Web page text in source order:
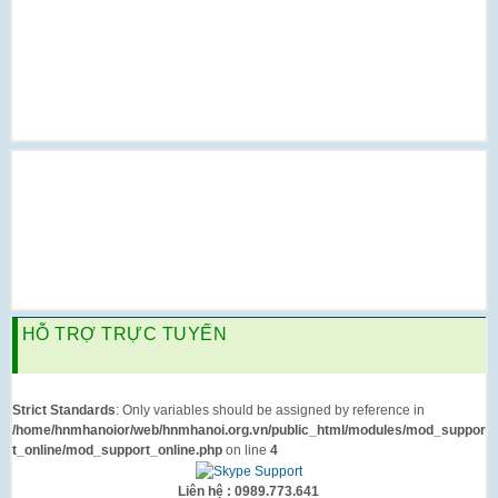
HỖ TRỢ TRỰC TUYẾN
Strict Standards: Only variables should be assigned by reference in
/home/hnmhanoior/web/hnmhanoi.org.vn/public_html/modules/mod_suppor
t_online/mod_support_online.phpon line 4
Liên hệ : 0989.773.641